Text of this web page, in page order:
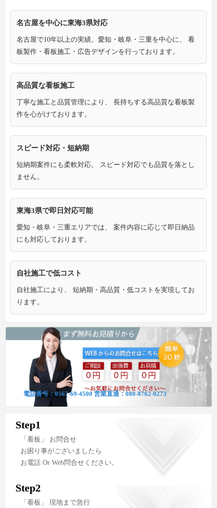
名古屋を中心に東海3県対応
名古屋で10年以上の実績。愛知・岐阜・三重を中心に、 看
板製作・看板施工・広告デザインを行っております。
高品質な看板施工
丁寧な施工と品質管理により、 長持ちする高品質な看板製
作を心がけております。
スピード対応・短納期
短納期案件にも柔軟対応。 スピード対応でも品質を落とし
ません。
東海3県で即日対応可能
愛知・岐阜・三重エリアでは、 案件内容に応じて即日納品
にも対応しております。
自社施工で低コスト
自社施工により、 短納期・高品質・低コストを実現してお
ります。
電話番号：0567-69-4500 営業直通：080-8762-0273
Step1
「看板」 お問合せ
お困り事がございましたら
お電話 Or Web問合せください。
Step2
「看板」 現地まで急行